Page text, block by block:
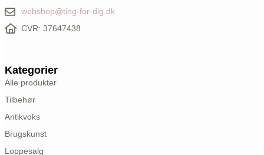
webshop@ting-for-dig.dk
CVR: 37647438
Kategorier
Alle produkter
Tilbehør
Antikvoks
Brugskunst
Loppesalg